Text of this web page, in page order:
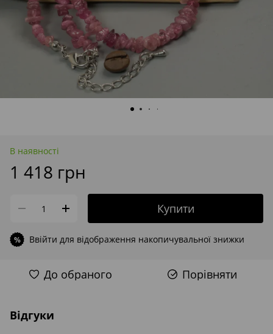
В наявності
1 418 грн
Купити
% Ввійти для відображення накопичувальної знижки
До обраного Порівняти
Відгуки